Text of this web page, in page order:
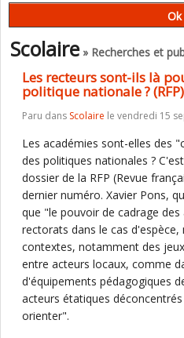
Scolaire» Recherches et
Les recteurs sont-ils là
politique nationale ? (RFP)
Paru dans Scolaire le vendredi 15
Les académies sont-elles des
des politiques nationales ?
dossier de la RFP (Revue
dernier numéro. Xavier Pons,
que "le pouvoir de cadrage
rectorats dans le cas
contextes, notamment des
entre acteurs locaux, comme
d'équipements pédagogiques
acteurs étatiques
orienter".